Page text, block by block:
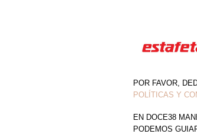
POR FAVOR,
POLÍTICAS Y
EN DOCE38
PODEMOS